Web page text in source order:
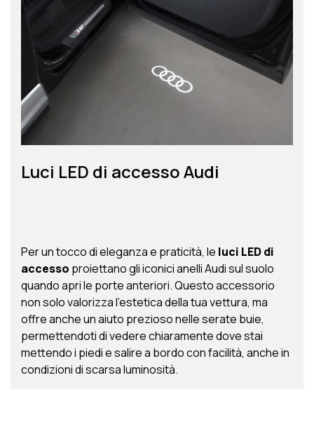
Luci LED di accesso Audi
Per un tocco di eleganza e praticità, le luci LED di
accesso proiettano gli iconici anelli Audi sul suolo
quando apri le porte anteriori. Questo accessorio
non solo valorizza l’estetica della tua vettura, ma
offre anche un aiuto prezioso nelle serate buie,
permettendoti di vedere chiaramente dove stai
mettendo i piedi e salire a bordo con facilità, anche in
condizioni di scarsa luminosità.